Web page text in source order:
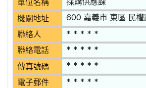
單位名稱
機關地址 600 嘉義市 東區 民
聯絡人 * * * * *
聯絡電話 * * * * *
傳真號碼 * * * * *
電子郵件 * * * * *